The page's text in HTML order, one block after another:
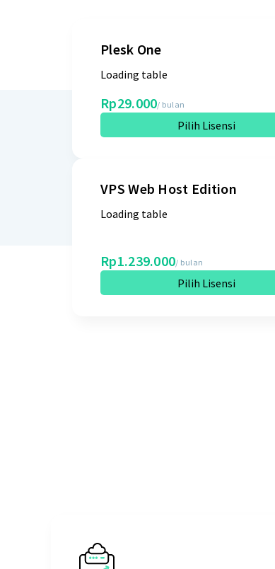
Plesk One
Loading table
Rp29.000/ bulan
Pilih Lisensi
VPS Web Host Edition
Loading table
Rp1.239.000/ bulan
Pilih Lisensi